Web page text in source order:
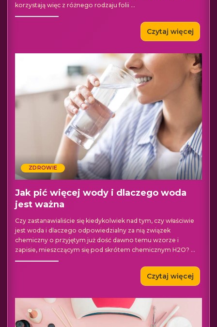
korzystają więc z różnego rodzaju folii ...
Czytaj więcej
ZDROWIE
Jak pić więcej wody i dlaczego woda
jest ważna
Czy zastanawialiście się kiedykolwiek nad tym, czy właściwie
jest woda i dlaczego odpowiedzialny za nią związek
chemiczny o przyjętym już dość dawno temu wzorze i
zapisie, mieszczącym się pod skrótem chemicznym H2O? ...
Czytaj więcej